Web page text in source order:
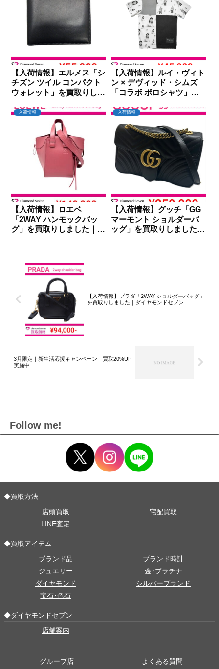
【入荷情報】エルメス「シ
チズン ツイル コンパクト
ウォレット」を買取りしま
【入荷情報】ルイ・ヴィト
ン × デヴィッド・シムズ
「コラボ ポロシャツ」を
ンドセブン
入荷情報
【入荷情報】ロエベ
「2WAY ハンモックバッ
グ」を買取りしました｜ダ
入荷情報
【入荷情報】グッチ「GG
マーモント ショルダーバ
ッグ」を買取りしました｜
【入荷情報】プラダ「2WAY ショルダーバッグ」
を買取りしました｜ダイヤモンドセブン
3月限定｜新生活応援キャンペーン｜買取20%UP
実施中
Follow me!
◆買取方法
店頭買取
宅配買取
LINE査定
◆買取アイテム
ブランド品
ブランド時計
ジュエリー
金･プラチナ
ダイヤモンド
シルバーブランド
宝石･色石
◆ダイヤモンドセブン
店舗案内
グループ店 よくある質問